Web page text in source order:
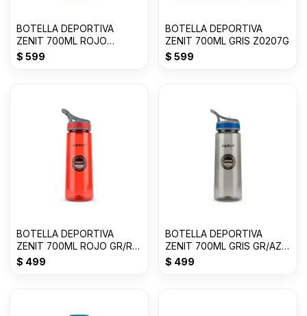
BOTELLA DEPORTIVA
ZENIT 700ML ROJO
Z0207R
$ 599
BOTELLA DEPORTIVA
ZENIT 700ML GRIS Z0207G
$ 599
BOTELLA DEPORTIVA
ZENIT 700ML ROJO GR/RJ
Z015R
$ 499
BOTELLA DEPORTIVA
ZENIT 700ML GRIS GR/AZ
Z015G
$ 499